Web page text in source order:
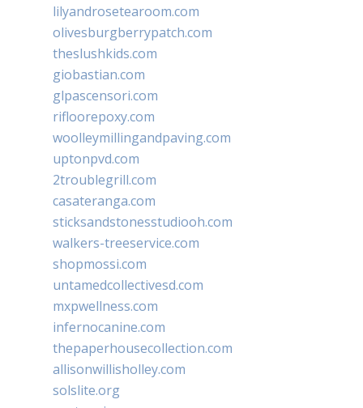
lilyandrosetearoom.com
olivesburgberrypatch.com
theslushkids.com
giobastian.com
glpascensori.com
rifloorepoxy.com
woolleymillingandpaving.com
uptonpvd.com
2troublegrill.com
casateranga.com
sticksandstonesstudiooh.com
walkers-treeservice.com
shopmossi.com
untamedcollectivesd.com
mxpwellness.com
infernocanine.com
thepaperhousecollection.com
allisonwillisholley.com
solslite.org